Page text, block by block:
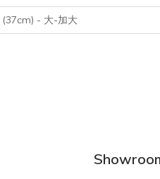
(37cm) - 大-加大